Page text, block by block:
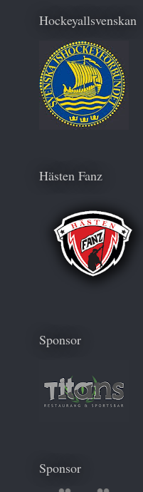
Hockeyallsvenskan
Hästen Fanz
Sponsor
Sponsor